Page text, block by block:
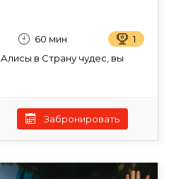
60 мин
1
в Страну чудес, вы
Забронировать